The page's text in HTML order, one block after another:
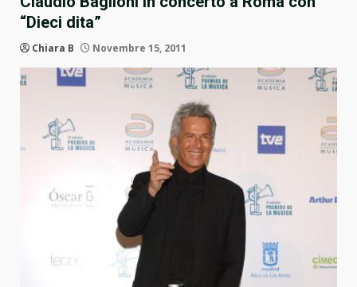
“Dieci dita”
Chiara B Novembre 15, 2011